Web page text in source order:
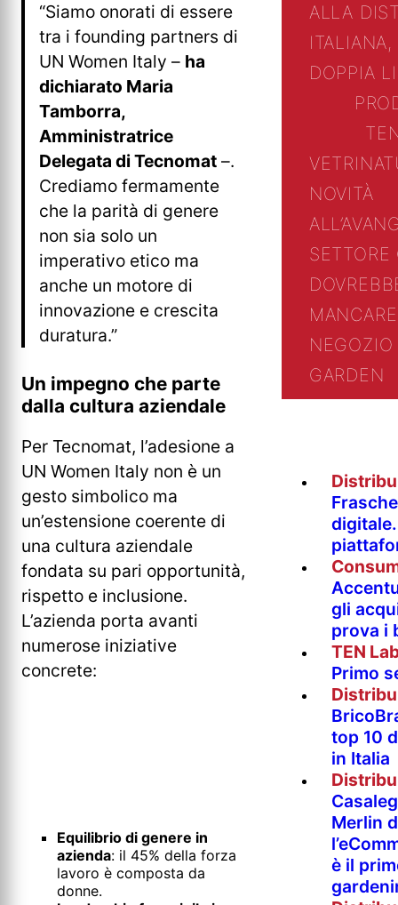
“Siamo onorati di essere
tra i founding partners di
UN Women Italy – ha
dichiarato Maria
Tamborra,
Amministratrice
Delegata di Tecnomat –.
Crediamo fermamente
che la parità di genere
non sia solo un
imperativo etico ma
anche un motore di
innovazione e crescita
duratura.”
Un impegno che parte
dalla cultura aziendale
Per Tecnomat, l’adesione a
UN Women Italy non è un
gesto simbolico ma
un’estensione coerente di
una cultura aziendale
fondata su pari opportunità,
rispetto e inclusione.
L’azienda porta avanti
numerose iniziative
concrete:
Equilibrio di genere in
azienda: il 45% della forza
lavoro è composta da
donne.
ALLA
DOPPIA
VETRINA
NOVITÀ
GARDEN
gli
prova i
TEN
Primo
top 10
in Italia
Merlin
è il